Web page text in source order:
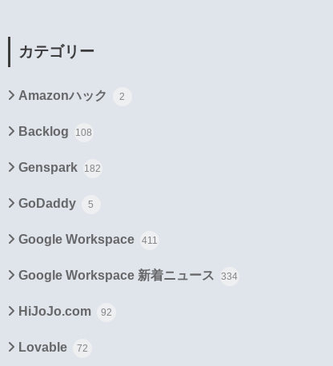
カテゴリー
Amazonハック 2
Backlog 108
Genspark 182
GoDaddy 5
Google Workspace 411
Google Workspace 新着ニュース 334
HiJoJo.com 92
Lovable 72